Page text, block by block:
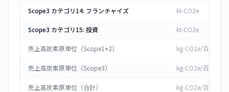
Scope3 カテゴリ14: フランチャイズ kt-CO2e
Scope3 カテゴリ15: 投資 kt-CO2e
売上高炭素原単位（Scope1+2） kg-CO2e/百万円
売上高炭素原単位（Scope3） kg-CO2e/百万円
売上高炭素原単位（合計） kg-CO2e/百万円